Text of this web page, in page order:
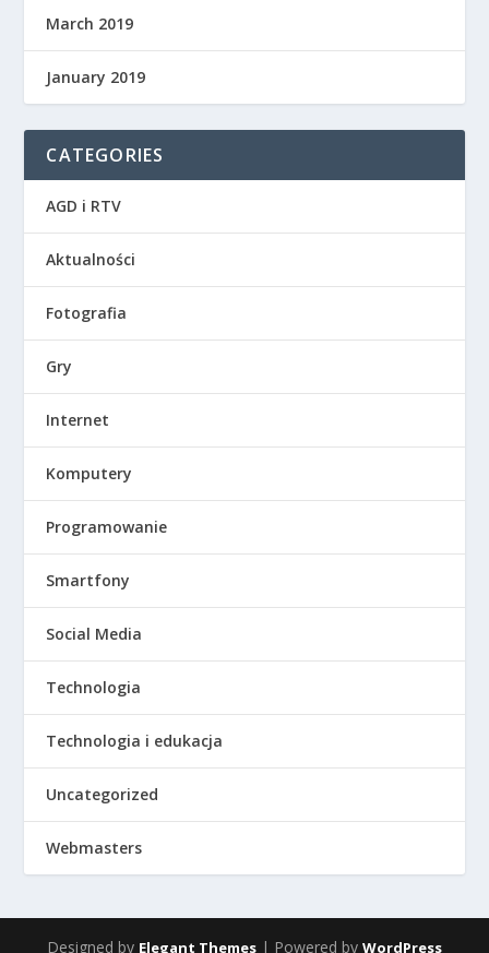
March 2019
January 2019
CATEGORIES
AGD i RTV
Aktualności
Fotografia
Gry
Internet
Komputery
Programowanie
Smartfony
Social Media
Technologia
Technologia i edukacja
Uncategorized
Webmasters
Designed by Elegant Themes | Powered by WordPress